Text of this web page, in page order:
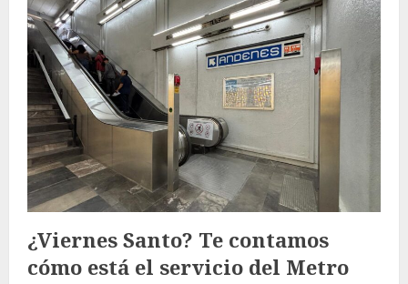
¿Viernes Santo? Te contamos
cómo está el servicio del Metro